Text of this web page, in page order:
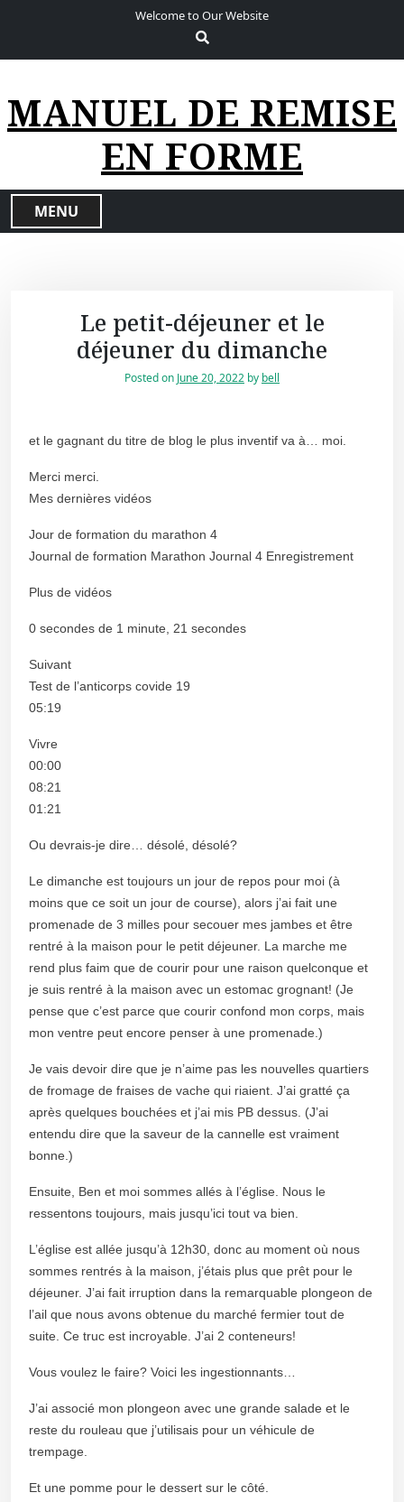
Welcome to Our Website
MANUEL DE REMISE
EN FORME
MENU
Le petit-déjeuner et le
déjeuner du dimanche
Posted on June 20, 2022 by bell
et le gagnant du titre de blog le plus inventif va à… moi.
Merci merci.
Mes dernières vidéos
Jour de formation du marathon 4
Journal de formation Marathon Journal 4 Enregistrement
Plus de vidéos
0 secondes de 1 minute, 21 secondes
Suivant
Test de l’anticorps covide 19
05:19
Vivre
00:00
08:21
01:21
Ou devrais-je dire… désolé, désolé?
Le dimanche est toujours un jour de repos pour moi (à
moins que ce soit un jour de course), alors j’ai fait une
promenade de 3 milles pour secouer mes jambes et être
rentré à la maison pour le petit déjeuner. La marche me
rend plus faim que de courir pour une raison quelconque et
je suis rentré à la maison avec un estomac grognant! (Je
pense que c’est parce que courir confond mon corps, mais
mon ventre peut encore penser à une promenade.)
Je vais devoir dire que je n’aime pas les nouvelles quartiers
de fromage de fraises de vache qui riaient. J’ai gratté ça
après quelques bouchées et j’ai mis PB dessus. (J’ai
entendu dire que la saveur de la cannelle est vraiment
bonne.)
Ensuite, Ben et moi sommes allés à l’église. Nous le
ressentons toujours, mais jusqu’ici tout va bien.
L’église est allée jusqu’à 12h30, donc au moment où nous
sommes rentrés à la maison, j’étais plus que prêt pour le
déjeuner. J’ai fait irruption dans la remarquable plongeon de
l’ail que nous avons obtenue du marché fermier tout de
suite. Ce truc est incroyable. J’ai 2 conteneurs!
Vous voulez le faire? Voici les ingestionnants…
J’ai associé mon plongeon avec une grande salade et le
reste du rouleau que j’utilisais pour un véhicule de
trempage.
Et une pomme pour le dessert sur le côté.